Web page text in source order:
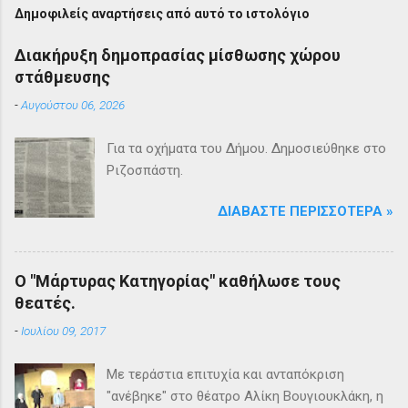
Δημοφιλείς αναρτήσεις από αυτό το ιστολόγιο
Διακήρυξη δημοπρασίας μίσθωσης χώρου
στάθμευσης
-Αυγούστου 06, 2026
Για τα οχήματα του Δήμου. Δημοσιεύθηκε στο
Ριζοσπάστη.
ΔΙΑΒΆΣΤΕ ΠΕΡΙΣΣΌΤΕΡΑ »
Ο "Μάρτυρας Κατηγορίας" καθήλωσε τους
θεατές.
-Ιουλίου 09, 2017
Με τεράστια επιτυχία και ανταπόκριση
"ανέβηκε" στο θέατρο Αλίκη Βουγιουκλάκη, η